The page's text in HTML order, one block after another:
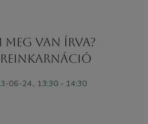
meg van írva?
reinkarnáció
06-24., 13:30 - 14:30